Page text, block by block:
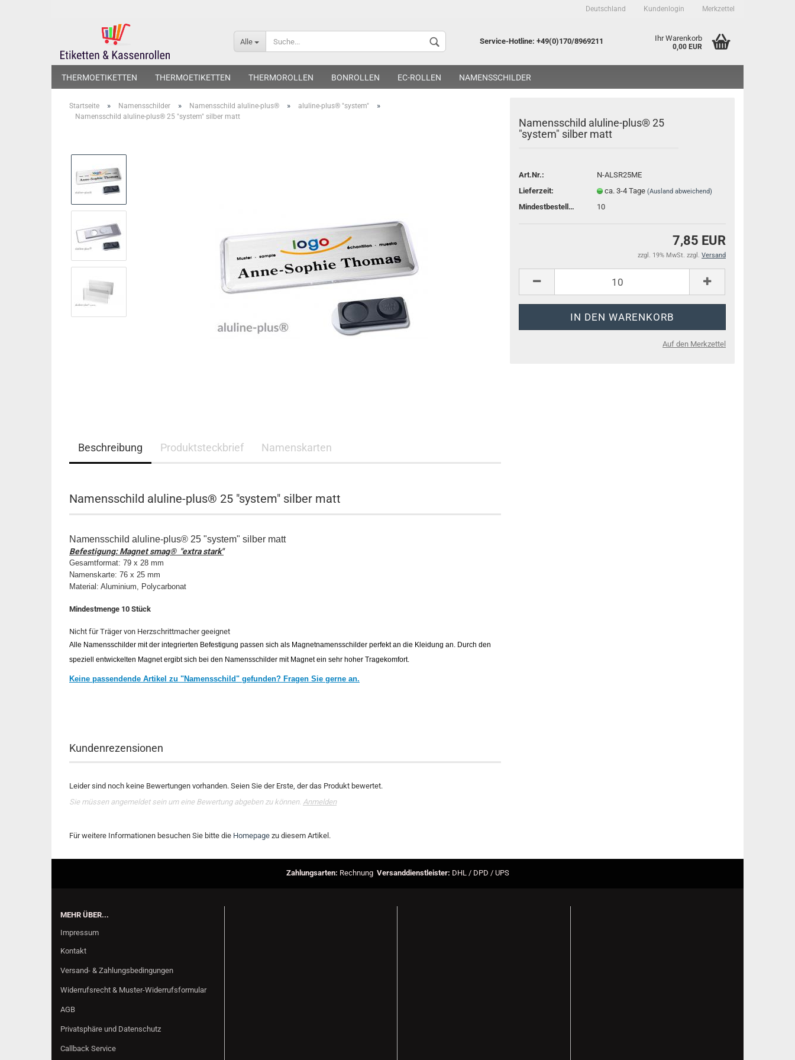
Deutschland Kundenlogin
Konto erstellen
Passwort vergessen?
Merkzettel
Alle Service-Hotline: +49(0)170/8969211 Ihr Warenkorb
0,00 EUR
THERMOETIKETTEN THERMOETIKETTEN THERMOROLLEN BONROLLEN EC-ROLLEN NAMENSSCHILDER
Startseite » Namensschilder » Namensschild aluline-plus® » aluline-plus® "system" »
Namensschild aluline-plus® 25 "system" silber matt
Namensschild aluline-plus® 25
"system" silber matt
Art.Nr.:
N-ALSR25ME
Lieferzeit:
ca. 3-4 Tage (Ausland abweichend)
Mindestbestellmenge: 10
7,85 EUR
zzgl. 19% MwSt. zzgl. Versand
Auf den Merkzettel
Beschreibung Produktsteckbrief Namenskarten
Namensschild aluline-plus® 25 "system" silber matt
Namensschild aluline-plus® 25 "system" silber matt
Befestigung: Magnet smag® "extra stark"
Gesamtformat: 79 x 28 mm
Namenskarte: 76 x 25 mm
Material: Aluminium, Polycarbonat
Mindestmenge 10 Stück
Nicht für Träger von Herzschrittmacher geeignet
Alle Namensschilder mit der integrierten Befestigung passen sich als Magnetnamensschilder perfekt an die Kleidung an. Durch den
speziell entwickelten Magnet ergibt sich bei den Namensschilder mit Magnet ein sehr hoher Tragekomfort.
Keine passendende Artikel zu "Namensschild" gefunden? Fragen Sie gerne an.
Kundenrezensionen
Leider sind noch keine Bewertungen vorhanden. Seien Sie der Erste, der das Produkt bewertet.
Sie müssen angemeldet sein um eine Bewertung abgeben zu können. Anmelden
Für weitere Informationen besuchen Sie bitte die Homepage zu diesem Artikel.
Zahlungsarten: Rechnung Versanddienstleister: DHL / DPD / UPS
MEHR ÜBER...
Impressum
Kontakt
Versand- & Zahlungsbedingungen
Widerrufsrecht & Muster-Widerrufsformular
AGB
Privatsphäre und Datenschutz
Callback Service